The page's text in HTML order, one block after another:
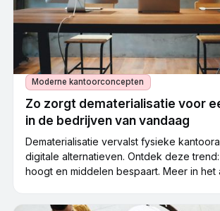
Moderne kantoorconcepten
Zo zorgt dematerialisatie voor
in de bedrijven van vandaag
Dematerialisatie vervalst fysieke
digitale alternatieven. Ontdek deze
hoogt en middelen bespaart. Meer in het